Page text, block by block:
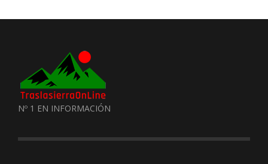
Nº 1 EN INFORMACIÓN